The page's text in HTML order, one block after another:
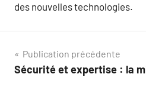
des nouvelles technologies.
Navigation
de
Publication précédente
Sécurité et expertise : la